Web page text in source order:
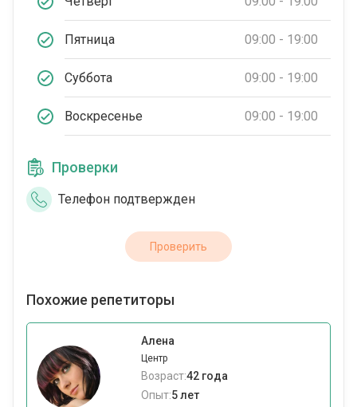
Пятница 09:00 - 19:00
Суббота 09:00 - 19:00
Воскресенье 09:00 - 19:00
Проверки
Телефон подтвержден
Проверить
Похожие репетиторы
Алена
Центр
Возраст:42 года
Опыт:5 лет